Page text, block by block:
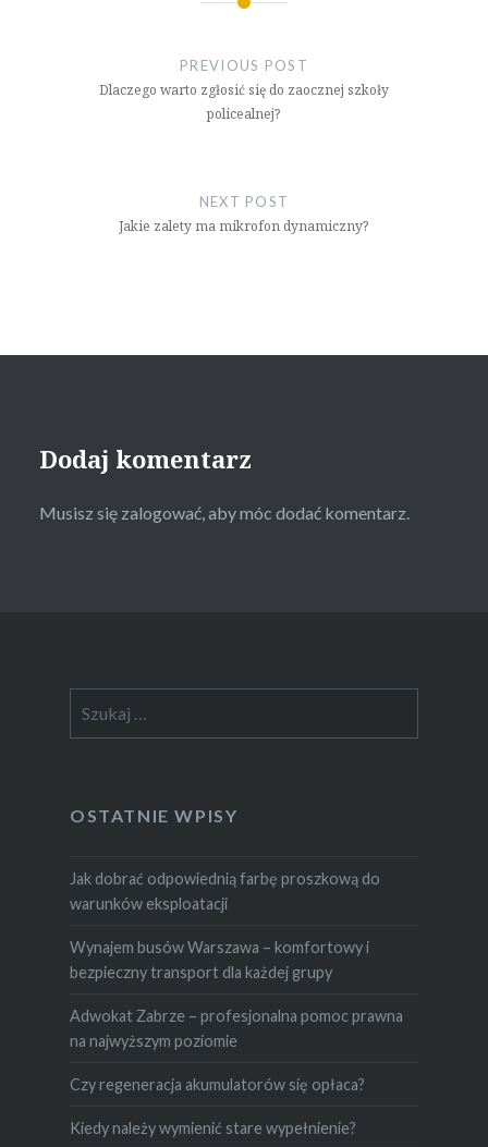
PREVIOUS POST
Dlaczego warto zgłosić się do zaocznej szkoły
policealnej?
NEXT POST
Jakie zalety ma mikrofon dynamiczny?
Dodaj komentarz
Musisz się zalogować, aby móc dodać komentarz.
OSTATNIE WPISY
Jak dobrać odpowiednią farbę proszkową do
warunków eksploatacji
Wynajem busów Warszawa – komfortowy i
bezpieczny transport dla każdej grupy
Adwokat Zabrze – profesjonalna pomoc prawna
na najwyższym poziomie
Czy regeneracja akumulatorów się opłaca?
Kiedy należy wymienić stare wypełnienie?